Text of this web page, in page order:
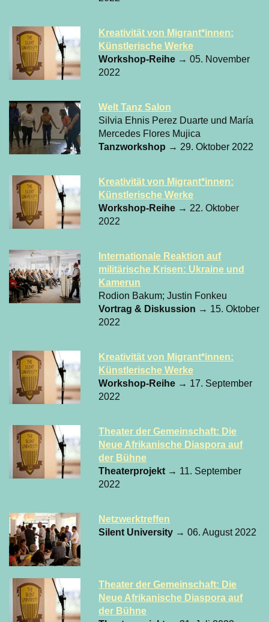
Kreativität von Migrant*innen:
Künstlerische Werke
Workshop-Reihe → 05. November
2022
Welt Tanz Salon
Silvia Ehnis Perez Duarte und María
Mercedes Flores Mujica
Tanzworkshop → 29. Oktober 2022
Kreativität von Migrant*innen:
Künstlerische Werke
Workshop-Reihe → 22. Oktober
2022
Internationale Reaktion auf
militärische Krisen: Ukraine und
Kamerun
Rodion Bakum; Justin Fonkeu
Vortrag & Diskussion → 15. Oktober
2022
Kreativität von Migrant*innen:
Künstlerische Werke
Workshop-Reihe → 17. September
2022
Theater der Gemeinschaft: Die
Neue Afrikanische Diaspora auf
der Bühne
Theaterprojekt → 11. September
2022
Netzwerktreffen
Silent University → 06. August 2022
Theater der Gemeinschaft: Die
Neue Afrikanische Diaspora auf
der Bühne